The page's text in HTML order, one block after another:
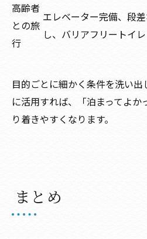
高齢者
との旅
行
エレベーター完備、段
し、バリアフリートイレ
目的ごとに細かく条件を洗い
に活用すれば、「泊まってよ
り着きやすくなります。
まとめ